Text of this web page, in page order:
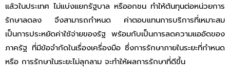
แล้วในประเทศ ไม่แบ่งแยกรัฐบาล หรืออกชน ทำให้ต้นทุนต่อหน่วยการ
รักษาลดลง จึงสามารถกำหนด ค่าตอบแทนการบริการที่เหมาะสม
เป็นการประหยัดค่าใช้จ่ายของรัฐ พร้อมกับเป็นการลดความแออัดของ
ภาครัฐ ที่มีข้อจำกัดในเรื่องเครื่องมือ ซึ่งการรักษาภายในระยะที่กำหนด
หรือ การรักษาในระยะไม่ลุกลาม จะทำให้ผลการรักษาที่ดีขึ้น